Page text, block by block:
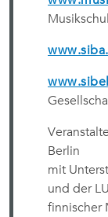
Berlin
mit
und der
finnischer